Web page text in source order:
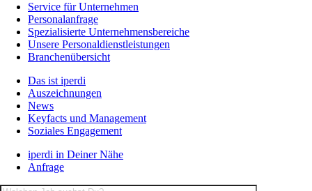
Service für Unternehmen
Personalanfrage
Spezialisierte Unternehmensbereiche
Unsere Personaldienstleistungen
Branchenübersicht
Das ist iperdi
Auszeichnungen
News
Keyfacts und Management
Soziales Engagement
iperdi in Deiner Nähe
Anfrage